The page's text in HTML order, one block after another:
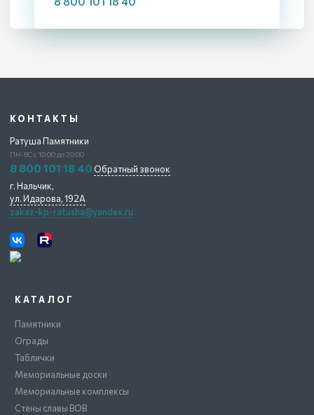
КАТАЛОГ
Памятники
Ограды
Таблички
Мемориальные доски
Мемориальные комплексы
Стены славы ВОВ
КОНТАКТЫ
Ратуша Памятники
ПН-ВС с 10:00 до 20:00
8 800 101 18 40 Обратный звонок
г. Нальчик,
ул. Идарова, 192А
zakaz-kp-ratusha@yandex.ru